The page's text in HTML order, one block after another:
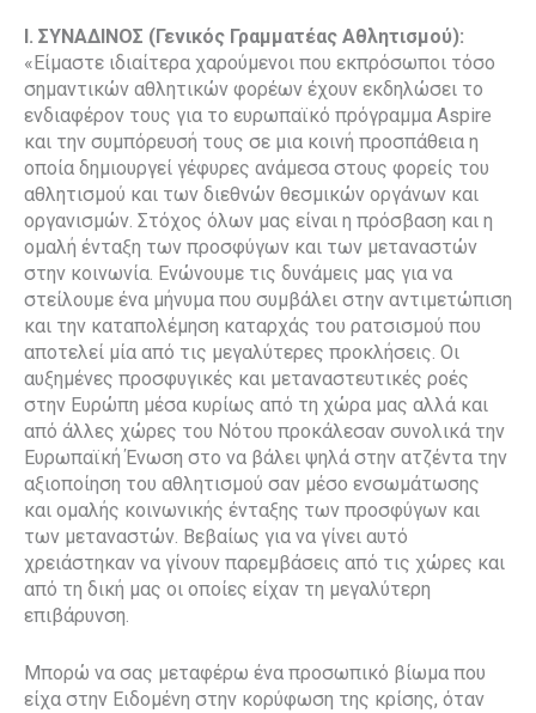
Ι. ΣΥΝΑΔΙΝΟΣ (Γενικός Γραμματέας Αθλητισμού):
«Είμαστε ιδιαίτερα χαρούμενοι που εκπρόσωποι τόσο
σημαντικών αθλητικών φορέων έχουν εκδηλώσει το
ενδιαφέρον τους για το ευρωπαϊκό πρόγραμμα Aspire
και την συμπόρευσή τους σε μια κοινή προσπάθεια η
οποία δημιουργεί γέφυρες ανάμεσα στους φορείς του
αθλητισμού και των διεθνών θεσμικών οργάνων και
οργανισμών. Στόχος όλων μας είναι η πρόσβαση και η
ομαλή ένταξη των προσφύγων και των μεταναστών
στην κοινωνία. Ενώνουμε τις δυνάμεις μας για να
στείλουμε ένα μήνυμα που συμβάλει στην αντιμετώπιση
και την καταπολέμηση καταρχάς του ρατσισμού που
αποτελεί μία από τις μεγαλύτερες προκλήσεις. Οι
αυξημένες προσφυγικές και μεταναστευτικές ροές
στην Ευρώπη μέσα κυρίως από τη χώρα μας αλλά και
από άλλες χώρες του Νότου προκάλεσαν συνολικά την
Ευρωπαϊκή Ένωση στο να βάλει ψηλά στην ατζέντα την
αξιοποίηση του αθλητισμού σαν μέσο ενσωμάτωσης
και ομαλής κοινωνικής ένταξης των προσφύγων και
των μεταναστών. Βεβαίως για να γίνει αυτό
χρειάστηκαν να γίνουν παρεμβάσεις από τις χώρες και
από τη δική μας οι οποίες είχαν τη μεγαλύτερη
επιβάρυνση.
Μπορώ να σας μεταφέρω ένα προσωπικό βίωμα που
είχα στην Ειδομένη στην κορύφωση της κρίσης, όταν